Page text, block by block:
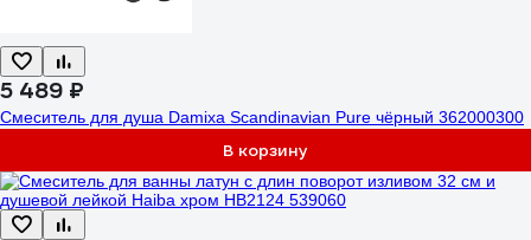
5 489 ₽
Смеситель для душа Damixa Scandinavian Pure чёрный 362000300
В корзину